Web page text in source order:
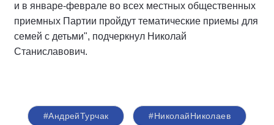
и в январе-феврале во всех местных общественных
приемных Партии пройдут тематические приемы для
семей с детьми", подчеркнул Николай
Станиславович.
#АндрейТурчак #НиколайНиколаев